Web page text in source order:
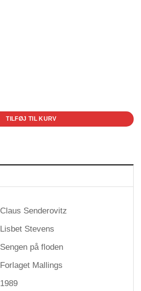
TILFØJ TIL KURV
Claus Senderovitz
Lisbet Stevens
Sengen på floden
Forlaget Mallings
1989